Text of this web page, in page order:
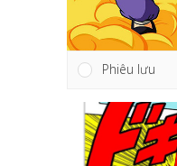
Phiêu lưu